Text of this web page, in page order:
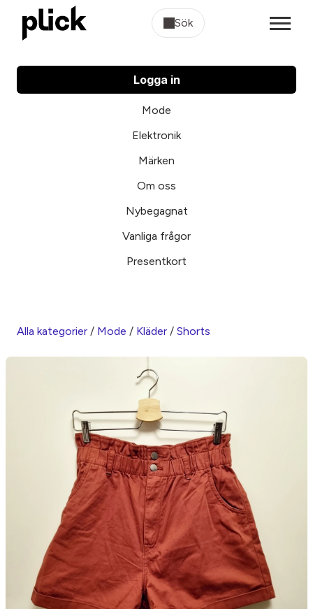
Sök
Logga in
Mode
Elektronik
Märken
Om oss
Nybegagnat
Vanliga frågor
Presentkort
Alla kategorier / Mode / Kläder / Shorts